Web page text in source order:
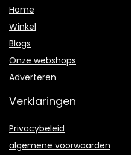
Home
Winkel
Blogs
Onze webshops
Adverteren
Verklaringen
Privacybeleid
algemene voorwaarden